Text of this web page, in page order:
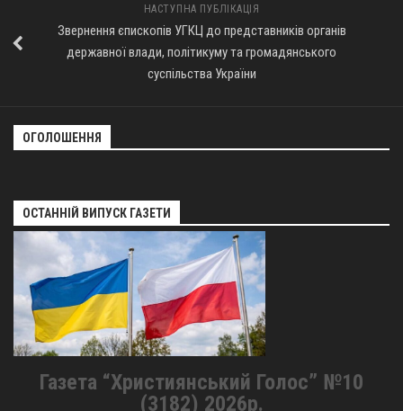
НАСТУПНА ПУБЛІКАЦІЯ
Звернення єпископів УГКЦ до представників органів
державної влади, політикуму та громадянського
суспільства України
ОГОЛОШЕННЯ
ОСТАННІЙ ВИПУСК ГАЗЕТИ
Газета “Християнський Голос” №10
(3182) 2026р.